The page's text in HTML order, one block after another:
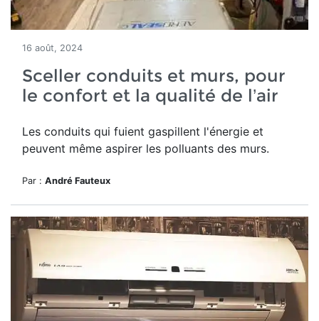
16 août, 2024
Sceller conduits et murs, pour
le confort et la qualité de l’air
Les conduits qui fuient gaspillent l'énergie et
peuvent même aspirer les polluants des murs.
Par : André Fauteux